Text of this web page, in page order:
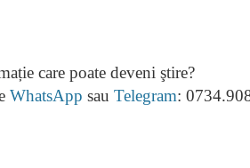
care poate deveni ştire?
WhatsApp sau Telegram: